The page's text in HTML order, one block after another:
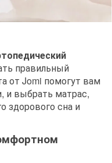
правильный
от Jomi помогут вам
и выбрать матрас,
здорового сна и